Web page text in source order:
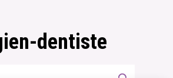
dentiste